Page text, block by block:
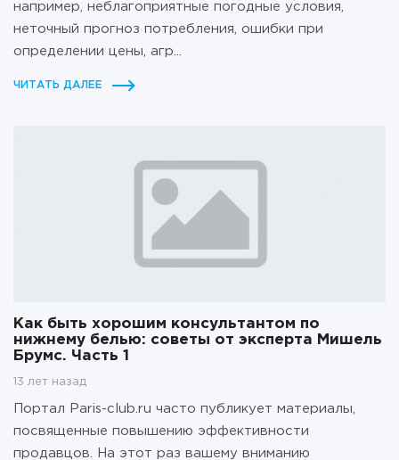
например, неблагоприятные погодные условия,
неточный прогноз потребления, ошибки при
определении цены, агр...
ЧИТАТЬ ДАЛЕЕ
Как быть хорошим консультантом по
нижнему белью: советы от эксперта Мишель
Брумс. Часть 1
13 лет назад
Портал Paris-club.ru часто публикует материалы,
посвященные повышению эффективности
продавцов. На этот раз вашему вниманию